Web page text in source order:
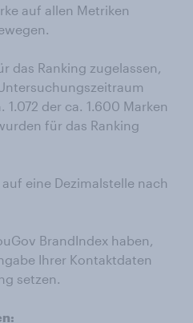
auf allen Metriken
das Ranking zugelassen,
der ca. 1.600 Marken
für das Ranking
eine Dezimalstelle nach
BrandIndex haben,
Ihrer Kontaktdaten
setzen.